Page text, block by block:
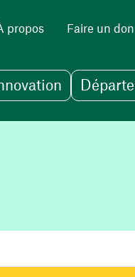
propos Faire un don